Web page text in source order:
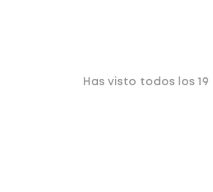
Has visto todos los 19